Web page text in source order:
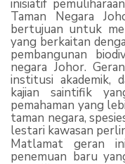
inisiatif
Taman Negara
bertujuan untuk
yang berkaitan
pembangunan
negara Johor.
institusi akademik,
kajian saintifik
pemahaman yang
taman negara,
lestari kawasan
Matlamat geran
penemuan baru